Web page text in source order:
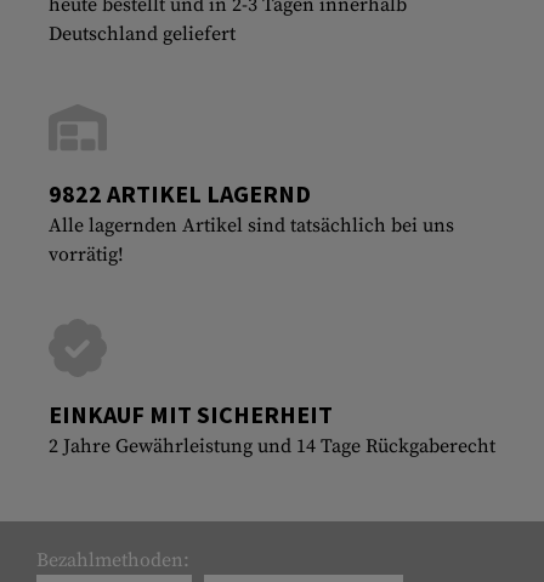
Deutschland geliefert
9822 ARTIKEL LAGERND
Alle lagernden Artikel sind tatsächlich bei uns
vorrätig!
EINKAUF MIT SICHERHEIT
2 Jahre Gewährleistung und 14 Tage Rückgaberecht
Bezahlmethoden: